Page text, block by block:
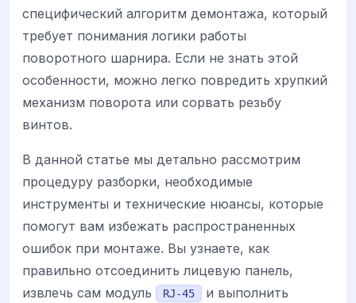
специфический алгоритм демонтажа, который
требует понимания логики работы
поворотного шарнира. Если не знать этой
особенности, можно легко повредить хрупкий
механизм поворота или сорвать резьбу
винтов.
В данной статье мы детально рассмотрим
процедуру разборки, необходимые
инструменты и технические нюансы, которые
помогут вам избежать распространенных
ошибок при монтаже. Вы узнаете, как
правильно отсоединить лицевую панель,
извлечь сам модуль
RJ-45
и выполнить